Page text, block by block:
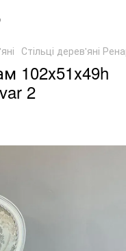
Стільці дерев'яні
102х51х49h
2